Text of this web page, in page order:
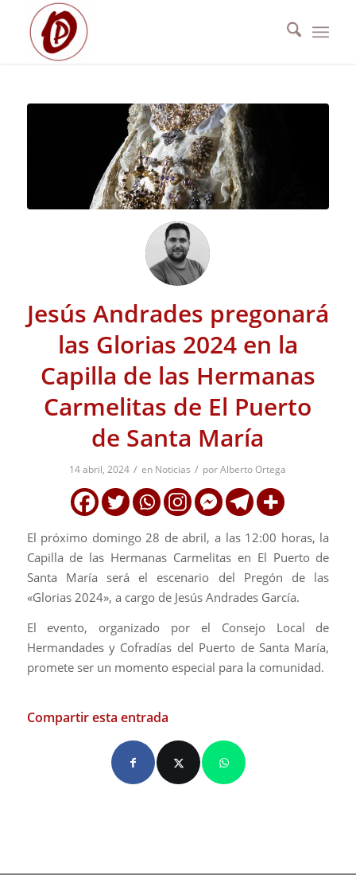
Jesús Andrades pregonará
las Glorias 2024 en la
Capilla de las Hermanas
Carmelitas de El Puerto
de Santa María
14 abril, 2024 / en Noticias / porAlberto Ortega
El próximo domingo 28 de abril, a las 12:00 horas, la
Capilla de las Hermanas Carmelitas en El Puerto de
Santa María será el escenario del Pregón de las
«Glorias 2024», a cargo de Jesús Andrades García.
El evento, organizado por el Consejo Local de
Hermandades y Cofradías del Puerto de Santa María,
promete ser un momento especial para la comunidad.
Compartir esta entrada